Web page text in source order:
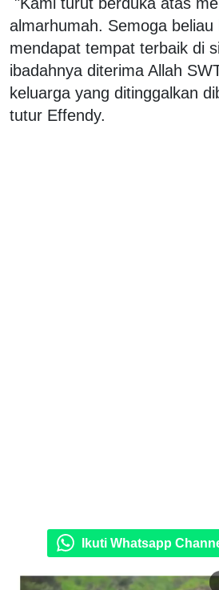
almarhumah. Semoga beliau
mendapat tempat terbaik di
ibadahnya diterima Allah
keluarga yang ditinggalkan
tutur Effendy.
Ikuti Whatsapp